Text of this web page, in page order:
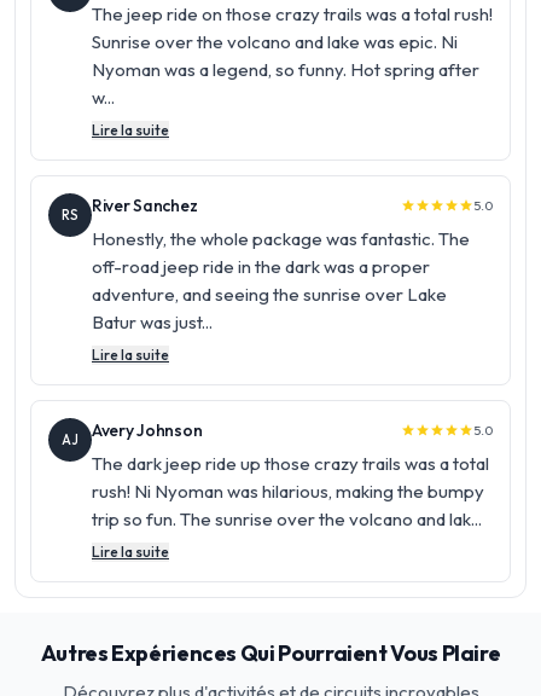
The jeep ride on those crazy trails was a total rush!
Sunrise over the volcano and lake was epic. Ni
Nyoman was a legend, so funny. Hot spring after
w...
Lire la suite
RS River Sanchez starstarstarstarstar5.0
Honestly, the whole package was fantastic. The
off-road jeep ride in the dark was a proper
adventure, and seeing the sunrise over Lake
Batur was just...
Lire la suite
AJ Avery Johnson starstarstarstarstar5.0
The dark jeep ride up those crazy trails was a total
rush! Ni Nyoman was hilarious, making the bumpy
trip so fun. The sunrise over the volcano and lak...
Lire la suite
Autres Expériences Qui Pourraient Vous Plaire